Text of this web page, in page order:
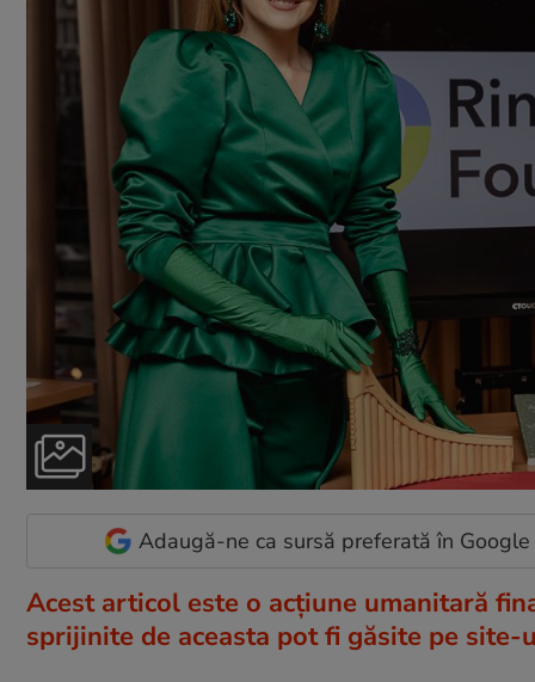
Adaugă-ne ca sursă preferată în Google
Acest articol este o acțiune umanitară
sprijinite de aceasta pot fi găsite pe